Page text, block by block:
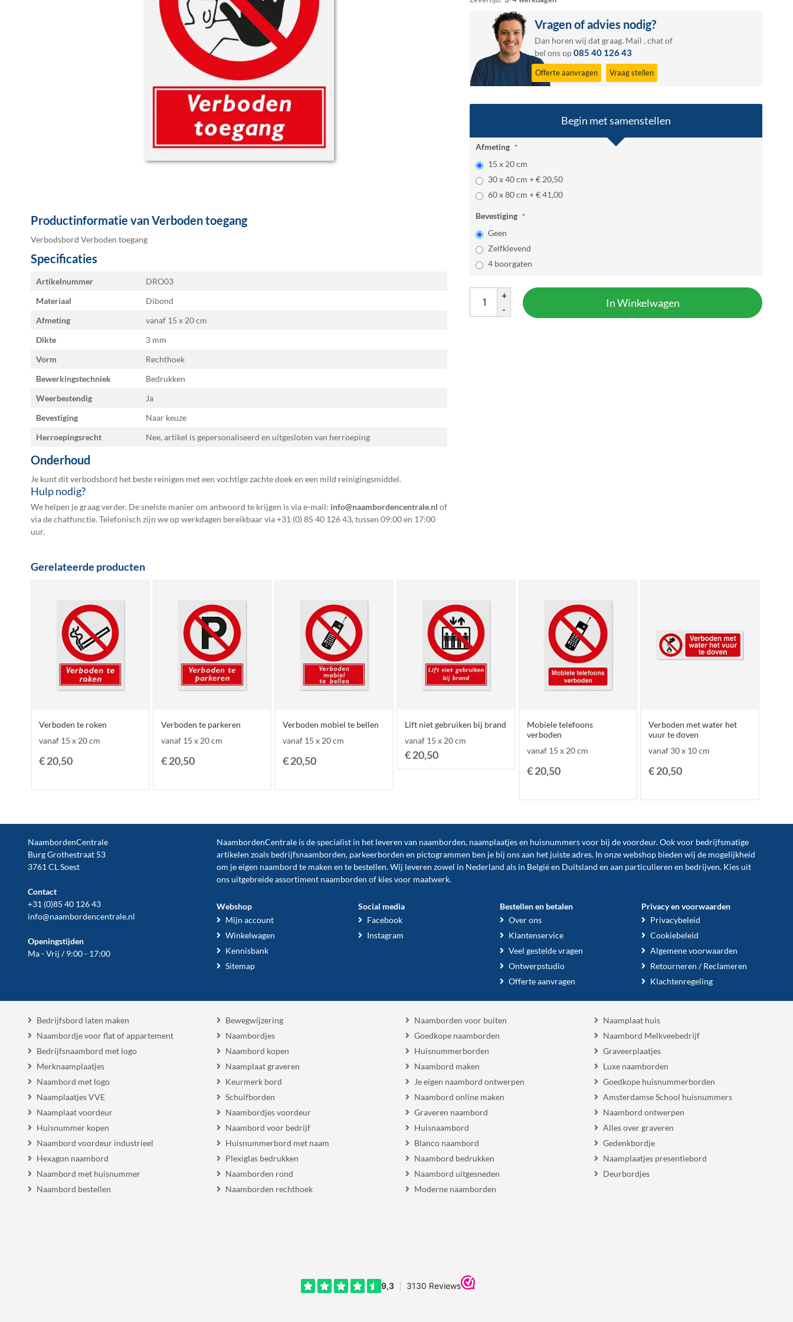
het
begin
de
gallerij
Vragen of advies nodig?
Dan horen wij dat graag. Mail , chatof
bel ons op085 40 126 43
Offerte aanvragen Vraag stellen
Begin met samenstellen
Afmeting
15 x 20 cm
30 x 40 cm +€ 20,50
60 x 80 cm +€ 41,00
Bevestiging
Geen
Zelfklevend
4 boorgaten
+
-
In Winkelwagen
Productinformatie van Verboden toegang
Verbodsbord Verboden toegang
Specificaties
Specificaties
Artikelnummer
DRO03
Materiaal
Dibond
Afmeting
vanaf 15 x 20
Dikte
3 mm
Vorm
Rechthoek
Bewerkingstechniek
Bedrukken
Weerbestendig
Ja
Bevestiging
Naar keuze
Herroepingsrecht
Nee, artikel is gepersonaliseerd en uitgesloten van herroeping
Onderhoud
Je kunt dit verbodsbord het beste reinigen met een vochtige zachte doek en een mild reinigingsmiddel.
Hulp nodig?
We helpen je graag verder. De snelste manier om antwoord te krijgen is via e-mail: info@naambordencentrale.nl of
via de chatfunctie. Telefonisch zijn we op werkdagen bereikbaar via+31 (0) 85 40 126 43, tussen 09:00 en 17:00
uur.
Gerelateerde producten
Verboden te roken
vanaf 15 x 20 cm
€ 20,50
Verboden te parkeren
vanaf 15 x 20 cm
€ 20,50
Verboden mobiel te bellen
vanaf 15 x 20 cm
€ 20,50
Lift niet gebruiken bij brand
vanaf 15 x 20 cm
€ 20,50
Mobiele telefoons
verboden
vanaf 15 x 20 cm
€ 20,50
Verboden met water het
vuur te doven
vanaf 30 x 10 cm
€ 20,50
NaambordenCentrale
Burg Grothestraat 53
3761 CL Soest
Contact
+31 (0)85 40 126 43
info@naambordencentrale.nl
Openingstijden
Ma - Vrij / 9:00 - 17:00
NaambordenCentrale is de specialist in het leveren van naamborden, naamplaatjes en huisnummers voor bij devoordeur. Ook voor bedrijfsmatige
artikelen zoals bedrijfsnaamborden, parkeerborden en pictogrammen ben je bij ons aan het juiste adres. In onze webshop bieden wij de mogelijkheid
om je eigen naambord te maken en te bestellen. Wij leveren zowel in Nederland als in België en Duitsland en aan particulieren en bedrijven. Kies uit
ons uitgebreide assortiment naamborden of kies voor maatwerk.
Webshop
Mijn account
Winkelwagen
Kennisbank
Sitemap
Social media
Facebook
Instagram
Bestellen en betalen
Over ons
Klantenservice
Veel gestelde vragen
Ontwerpstudio
Offerte aanvragen
Privacy en voorwaarden
Privacybeleid
Cookiebeleid
Algemene voorwaarden
Retourneren / Reclameren
Klachtenregeling
Bedrijfsbord laten maken
Naambordje voor flat of appartement
Bedrijfsnaambord met logo
Merknaamplaatjes
Naambord met logo
Naamplaatjes VVE
Naamplaat voordeur
Huisnummer kopen
Naambord voordeur industrieel
Hexagon naambord
Naambord met huisnummer
Naambord bestellen
Bewegwijzering
Naambordjes
Naambord kopen
Naamplaat graveren
Keurmerk bord
Schuifborden
Naambordjes voordeur
Naambord voor bedrijf
Huisnummerbord met naam
Plexiglas bedrukken
Naamborden rond
Naamborden rechthoek
Naamborden voor buiten
Goedkope naamborden
Huisnummerborden
Naambord maken
Je eigen naambord ontwerpen
Naambord online maken
Graveren naambord
Huisnaambord
Blanco naambord
Naambord bedrukken
Naambord uitgesneden
Moderne naamborden
Naamplaat huis
Naambord Melkveebedrijf
Graveerplaatjes
Luxe naamborden
Goedkope huisnummerborden
Amsterdamse School huisnummers
Naambord ontwerpen
Alles over graveren
Gedenkbordje
Naamplaatjes presentiebord
Deurbordjes